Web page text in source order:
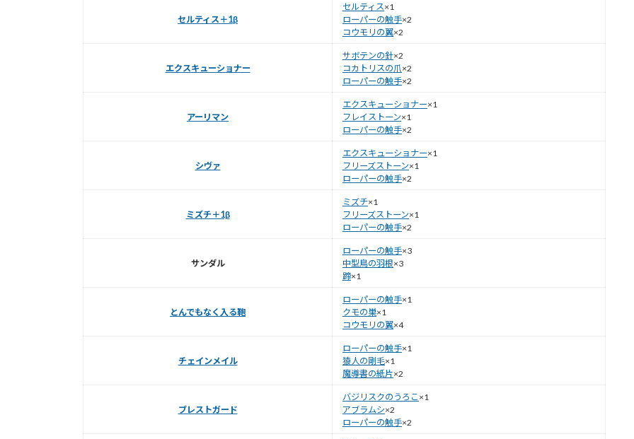
セルティス＋1β
セルティス×1
ローパーの触手×2
コウモリの翼×2
エクスキューショナー
サボテンの針×2
コカトリスの爪 ×2
ローパーの触手×2
アーリマン
エクスキューショナー×1
フレイストーン×1
ローパーの触手×2
シヴァ
エクスキューショナー×1
フリーズストーン×1
ローパーの触手×2
ミズチ＋1β
ミズチ×1
フリーズストーン×1
ローパーの触手×2
サンダル
ローパーの触手×3
中型鳥の羽根×3
蹄×1
とんでもなく入る鞄
ローパーの触手×1
クモの巣×1
コウモリの翼×4
チェインメイル
ローパーの触手×1
猿人の剛毛×1
魔導書の紙片×2
ブレストガード
バジリスクのうろこ ×1
アブラムシ×2
ローパーの触手×2